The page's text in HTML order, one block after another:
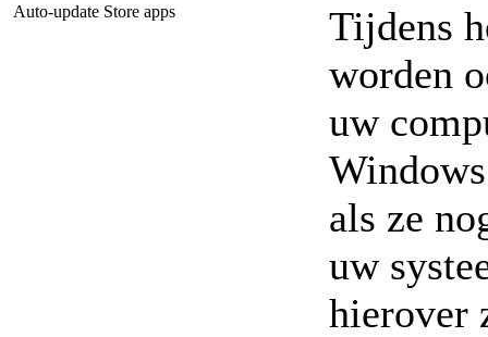
Auto-update Store apps
Tijdens
worden
uw
als ze
uw
hierover